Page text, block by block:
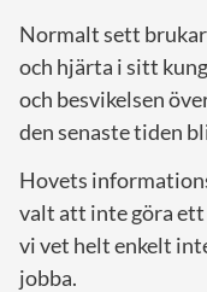
Normalt sett brukar
och hjärta i sitt
och besvikelsen
den senaste tiden
Hovets
valt att inte göra
vi vet helt enkelt
jobba.